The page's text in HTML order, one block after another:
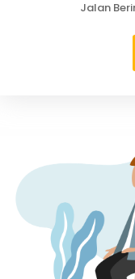
Jalan